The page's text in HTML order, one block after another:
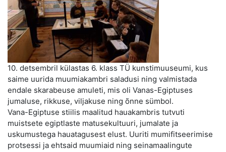
10. detsembril külastas 6. klass TÜ kunstimuuseumi, kus
saime uurida muumiakambri saladusi ning valmistada
endale skarabeuse amuleti, mis oli Vanas-Egiptuses
jumaluse, rikkuse, viljakuse ning õnne sümbol.
Vana-Egiptuse stiilis maalitud hauakambris tutvuti
muistsete egiptlaste matusekultuuri, jumalate ja
uskumustega hauatagusest elust. Uuriti mumifitseerimise
protsessi ja ehtsaid muumiaid ning seinamaalingute